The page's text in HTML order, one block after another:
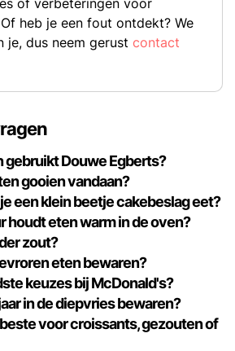
of verbeteringen voor
heb je een fout ontdekt? We
je, dus neem gerust contact
Douwe Egberts?
gooien vandaan?
een klein beetje cakebeslag eet?
houdt eten warm in de oven?
zout?
eten bewaren?
keuzes bij McDonald's?
in de diepvries bewaren?
voor croissants, gezouten of